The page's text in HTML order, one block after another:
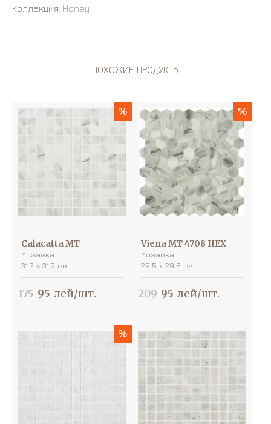
Коллекция: Honey
ПОХОЖИЕ ПРОДУКТЫ
%
Calacatta MT
Мозаика
31.7 х 31.7 см
175 95 лей/шт.
%
Viena MT 4708 HEX
Мозаика
29.5 х 29.5 см
209 95 лей/шт.
%